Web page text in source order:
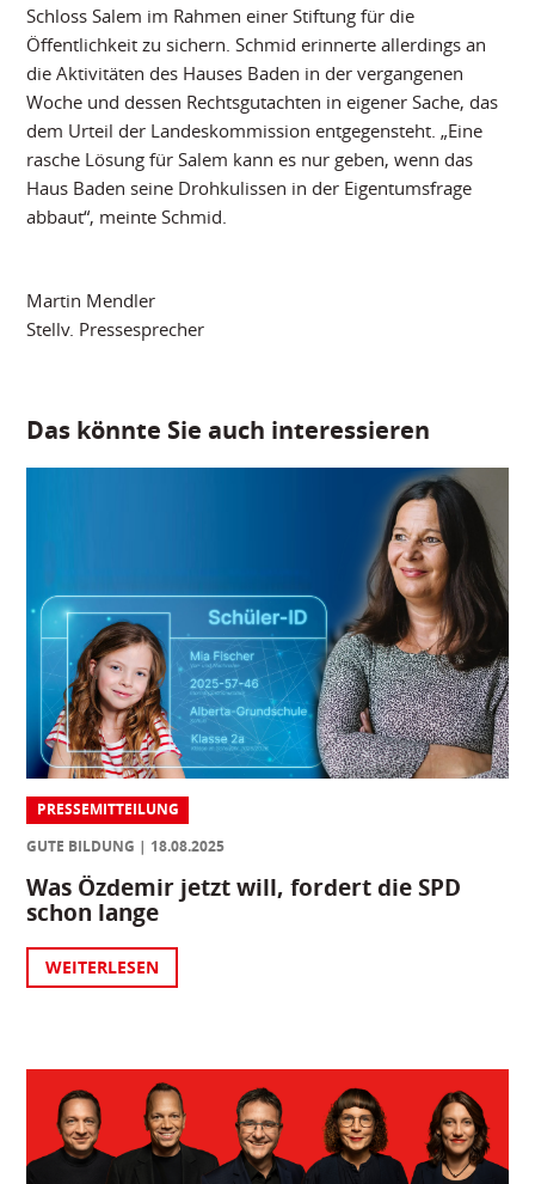
Schloss Salem im Rahmen einer Stiftung für die
Öffentlichkeit zu sichern. Schmid erinnerte allerdings an
die Aktivitäten des Hauses Baden in der vergangenen
Woche und dessen Rechtsgutachten in eigener Sache, das
dem Urteil der Landeskommission entgegensteht. „Eine
rasche Lösung für Salem kann es nur geben, wenn das
Haus Baden seine Drohkulissen in der Eigentumsfrage
abbaut“, meinte Schmid.
Martin Mendler
Stellv. Pressesprecher
Das könnte Sie auch interessieren
PRESSEMITTEILUNG
GUTE BILDUNG
18.08.2025
Was Özdemir jetzt will, fordert die SPD
schon lange
WEITERLESEN